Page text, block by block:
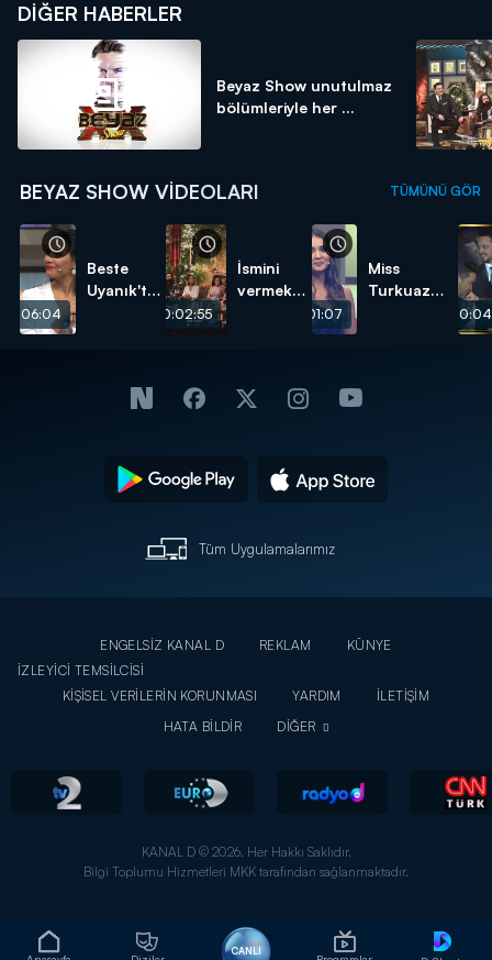
CANLI
DIĞER HABERLER
Beyaz Show unutulmaz
bölümleriyle her ...
BEYAZ SHOW VIDEOLARI TÜMÜNÜ GÖR
Beste
Uyanık'tan
00:02:55
İsmini
vermek
teklif
00:01:07
Miss
Turkuaz
Tüm Uygulamalarımız
ENGELSİZ KANAL D REKLAM
KÜNYE
İZLEYİCİ TEMSİLCİSİ
KİŞİSEL VERİLERİN KORUNMASI
YARDIM
İLETİŞİM
HATA BİLDİR
DİĞER
KANAL D © 2026. Her Hakkı Saklıdır.
Bilgi Toplumu Hizmetleri MKK tarafından sağlanmaktadır.